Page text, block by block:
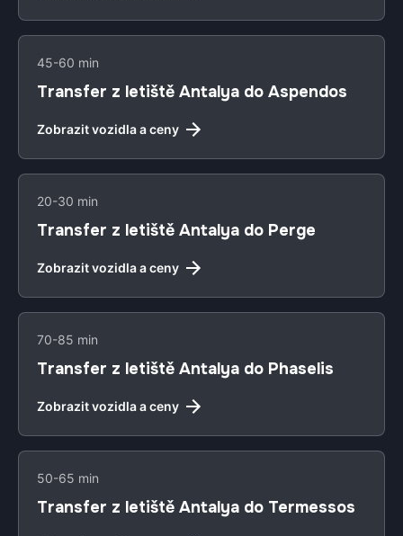
45-60 min
Transfer z letiště Antalya do Aspendos
Zobrazit vozidla a ceny
20-30 min
Transfer z letiště Antalya do Perge
Zobrazit vozidla a ceny
70-85 min
Transfer z letiště Antalya do Phaselis
Zobrazit vozidla a ceny
50-65 min
Transfer z letiště Antalya do Termessos